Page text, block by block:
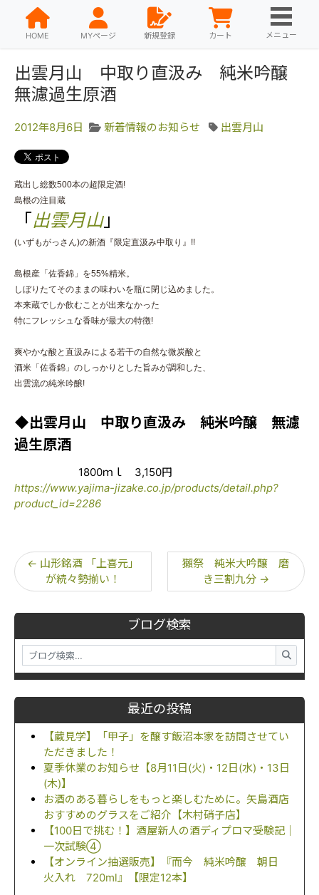
HOME MYページ 新規登録 カート メニュー
ブログ検索
最近の投稿
【蔵見学】「甲子」を醸す飯沼本家を訪問させてい
ただきました！
夏季休業のお知らせ【8月11日(火)・12日(水)・13日
(木)】
お酒のある暮らしをもっと楽しむために。矢島酒店
おすすめのグラスをご紹介【木村硝子店】
【100日で挑む！】酒屋新人の酒ディプロマ受験記｜
一次試験④
【オンライン抽選販売】『而今 純米吟醸 朝日
火入れ 720ml』【限定12本】
出雲月山 中取り直汲み 純米吟醸
無濾過生原酒
2012年8月6日 新着情報のお知らせ 出雲月山
蔵出し総数500本の超限定酒!
島根の注目蔵
「出雲月山」
(いずもがっさん)の新酒『限定直汲み中取り』!!
島根産「佐香錦」を55%精米。
しぼりたてそのままの味わいを瓶に閉じ込めました。
本来蔵でしか飲むことが出来なかった
特にフレッシュな香味が最大の特徴!
爽やかな酸と直汲みによる若干の自然な微炭酸と
酒米「佐香錦」 のしっかりとした旨みが調和した、
出雲流の純米吟醸!
◆出雲月山 中取り直汲み 純米吟醸 無濾
過生原酒
1800ｍｌ 3,150円
https://www.yajima-jizake.co.jp/products/detail.php?
product_id=2286
← 山形銘酒 「上喜元」
が続々勢揃い！
獺祭 純米大吟醸 磨
き三割九分 →